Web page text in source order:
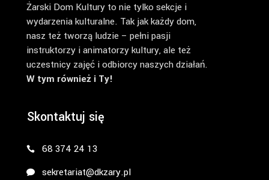
Żarski Dom Kultury to nie tylko sekcje i
wydarzenia kulturalne. Tak jak każdy dom,
nasz też tworzą ludzie – pełni pasji
instruktorzy i animatorzy kultury, ale też
uczestnicy zajęć i odbiorcy naszych działań.
W tym również i Ty!
Skontaktuj się
68 374 24 13
sekretariat@dkzary.pl